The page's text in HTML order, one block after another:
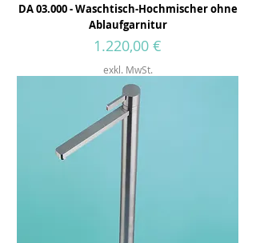
DA 03.000 - Waschtisch-Hochmischer ohne
Ablaufgarnitur
Preis
1.220,00 €
exkl. MwSt.